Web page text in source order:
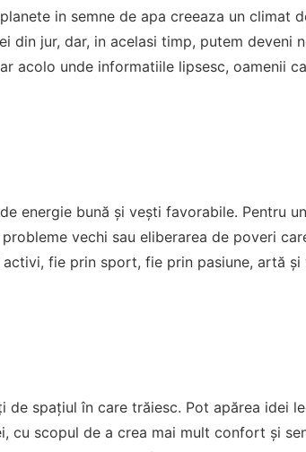
in semne de apa creeaza un climat
din jur, dar, in acelasi timp, putem deveni
acolo unde informatiile lipsesc, oamenii
energie bună și vești favorabile. Pentru
vechi sau eliberarea de poveri
fie prin sport, fie prin pasiune, artă și
de spațiul în care trăiesc. Pot apărea idei
cu scopul de a crea mai mult confort și